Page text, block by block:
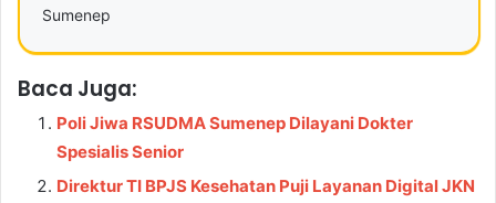
Sumenep
Baca Juga:
Poli Jiwa RSUDMA Sumenep Dilayani Dokter
Spesialis Senior
Direktur TI BPJS Kesehatan Puji Layanan Digital JKN